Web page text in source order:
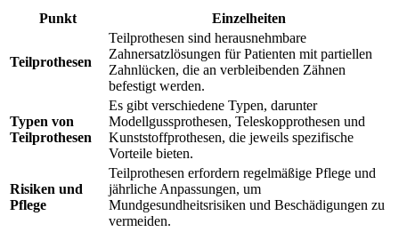
Punkt Einzelheiten
Teilprothesen
Teilprothesen sind herausnehmbare
Zahnersatzlösungen für Patienten mit partiellen
Zahnlücken, die an verbleibenden Zähnen
befestigt werden.
Typen von
Teilprothesen
Es gibt verschiedene Typen, darunter
Modellgussprothesen, Teleskopprothesen und
Kunststoffprothesen, die jeweils spezifische
Vorteile bieten.
Risiken und
Pflege
Teilprothesen erfordern regelmäßige Pflege und
jährliche Anpassungen, um
Mundgesundheitsrisiken und Beschädigungen zu
vermeiden.